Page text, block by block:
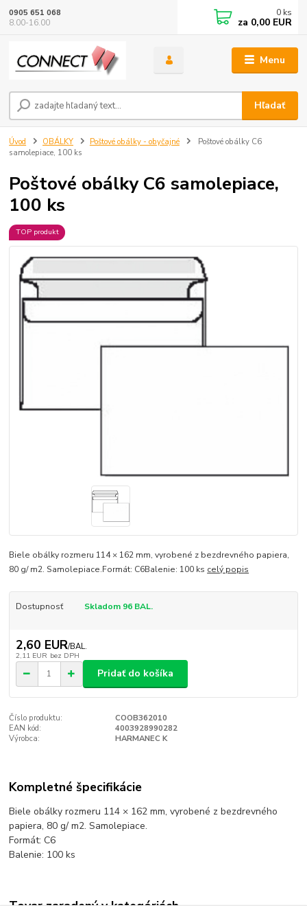
Menu
Hľadať
0905 651 068
8.00-16.00
0 ks
za 0,00 EUR
Úvod OBÁLKY Poštové obálky - obyčajné
Poštové obálky C6
samolepiace, 100 ks
Poštové obálky C6 samolepiace,
100 ks
TOP produkt
Biele obálky rozmeru 114 × 162 mm, vyrobené z bezdrevného papiera,
80 g/ m2. Samolepiace.Formát: C6Balenie: 100 ks celý popis
Dostupnosť Skladom 96 BAL.
2,60 EUR/BAL.
2,11 EUR bez DPH
Pridať do košíka
Číslo produktu:
COOB362010
EAN kód:
4003928990282
Výrobca:
HARMANEC K
Kompletné špecifikácie
Biele obálky rozmeru 114 × 162 mm, vyrobené z bezdrevného
papiera, 80 g/ m2. Samolepiace.
Formát: C6
Balenie: 100 ks
Tovar zaradený v kategóriách